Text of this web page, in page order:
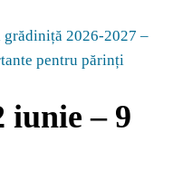
grădiniță 2026-2027 –
pentru părinți
iunie – 9